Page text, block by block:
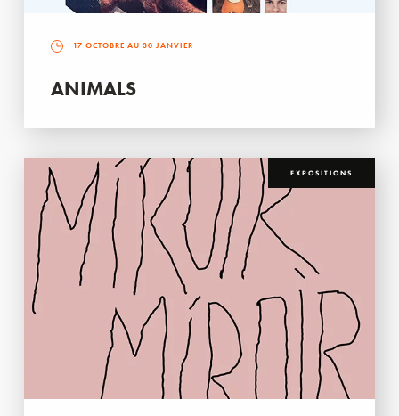
17 OCTOBRE AU 30 JANVIER
ANIMALS
EXPOSITIONS